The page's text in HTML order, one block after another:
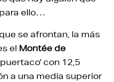
ello…
se afrontan, la más
el Montée de
con 12,5
a una media superior